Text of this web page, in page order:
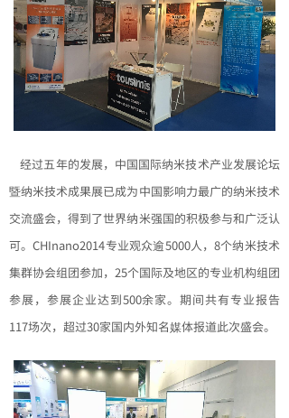
经过五年的发展，中国国际纳米技术产业发展论坛
暨纳米技术成果展已成为中国影响力最广的纳米技术
交流盛会，得到了世界纳米强国的积极参与和广泛认
可。CHInano2014专业观众逾5000人，8个纳米技术
集群协会组团参加，25个国际及地区的专业机构组团
参展，参展企业达到500余家。期间共有专业报告
117场次，超过30家国内外知名媒体报道此次盛会。